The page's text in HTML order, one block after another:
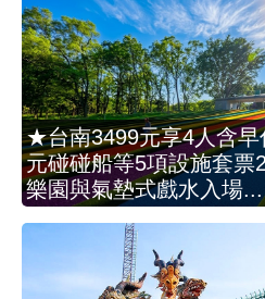
★台南3499元享4人含早
元碰碰船等5項設施套票
樂園與氣墊式戲水入場...